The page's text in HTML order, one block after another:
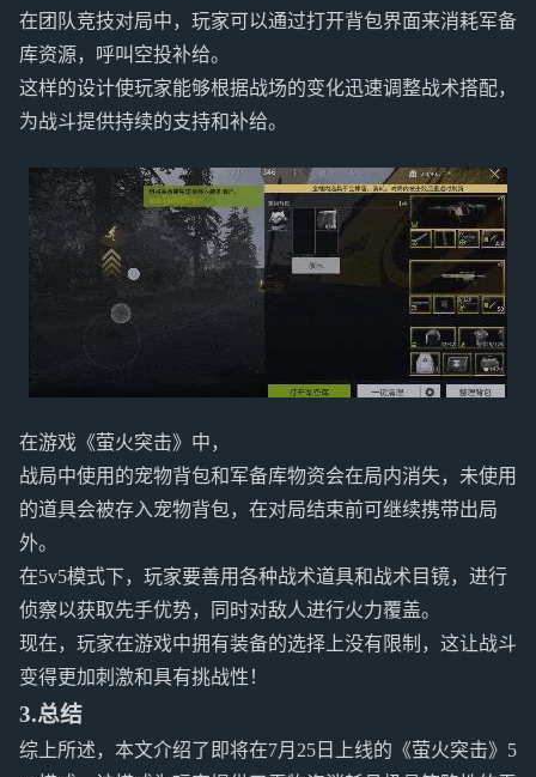
在团队竞技对局中，玩家可以通过打开背包界面来消耗军备
库资源，呼叫空投补给。
这样的设计使玩家能够根据战场的变化迅速调整战术搭配，
为战斗提供持续的支持和补给。
在游戏《萤火突击》中，
战局中使用的宠物背包和军备库物资会在局内消失，未使用
的道具会被存入宠物背包，在对局结束前可继续携带出局
外。
在5v5模式下，玩家要善用各种战术道具和战术目镜，进行
侦察以获取先手优势，同时对敌人进行火力覆盖。
现在，玩家在游戏中拥有装备的选择上没有限制，这让战斗
变得更加刺激和具有挑战性！
3.总结
综上所述，本文介绍了即将在7月25日上线的《萤火突击》5